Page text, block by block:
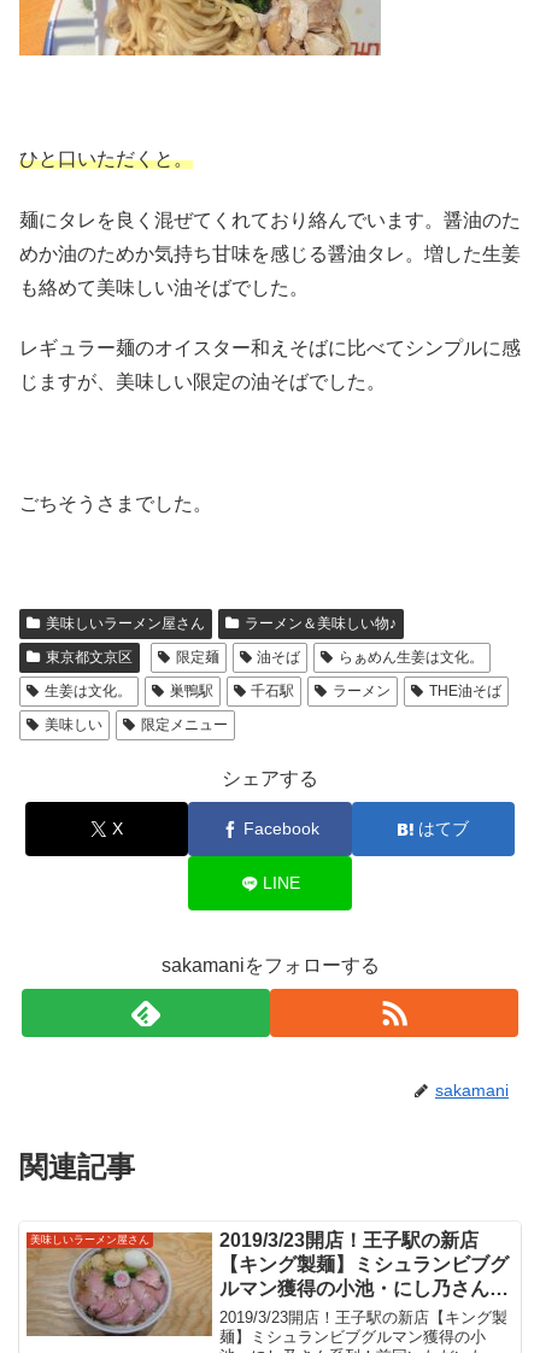
ひと口いただくと。
麺にタレを良く混ぜてくれており絡んでいます。醤油のた
めか油のためか気持ち甘味を感じる醤油タレ。増した生姜
も絡めて美味しい油そばでした。
レギュラー麺のオイスター和えそばに比べてシンプルに感
じますが、美味しい限定の油そばでした。
ごちそうさまでした。
美味しいラーメン屋さん
ラーメン＆美味しい物♪
東京都文京区
限定麺 油そば
らぁめん生姜は文化。
生姜は文化。
巣鴨駅 千石駅 ラーメン
THE油そば
美味しい
限定メニュー
シェアする
X Facebook はてブ
LINE
sakamaniをフォローする
sakamani
関連記事
美味しいラーメン屋さん
2019/3/23開店！王子駅の新店
【キング製麺】ミシュランビブグ
ルマン獲得の小池・にし乃さん系
列！前回いただいた山椒チャーシ
ューメンが美味しかったので早く
2019/3/23開店！王子駅の新店【キング製
麺】ミシュランビブグルマン獲得の小